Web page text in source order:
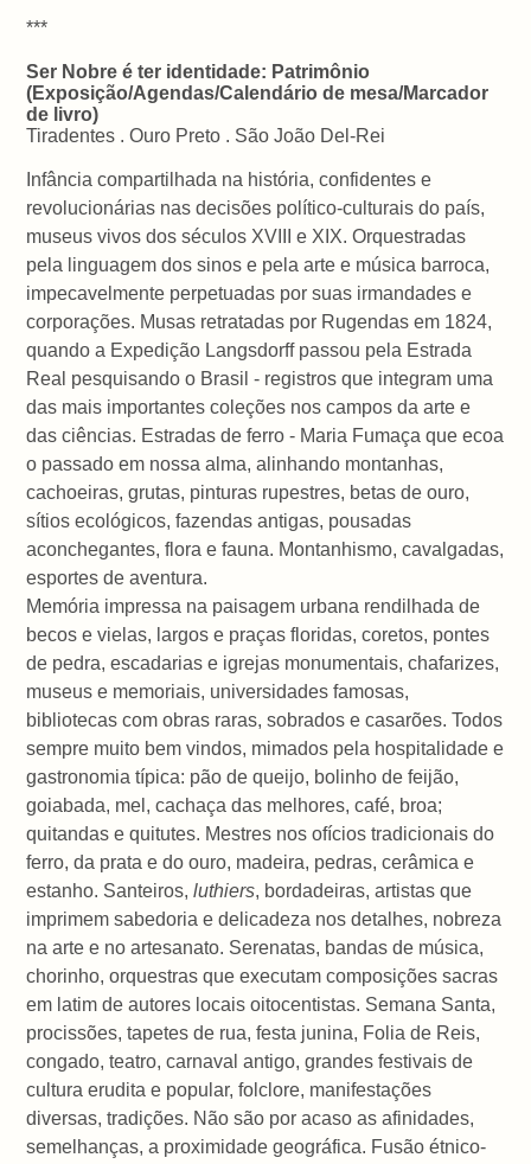
***
Ser Nobre é ter identidade: Patrimônio
(Exposição/Agendas/Calendário de mesa/Marcador
de livro)
Tiradentes . Ouro Preto . São João Del-Rei
Infância compartilhada na história, confidentes e
revolucionárias nas decisões político-culturais do país,
museus vivos dos séculos XVIII e XIX. Orquestradas
pela linguagem dos sinos e pela arte e música barroca,
impecavelmente perpetuadas por suas irmandades e
corporações. Musas retratadas por Rugendas em 1824,
quando a Expedição Langsdorff passou pela Estrada
Real pesquisando o Brasil - registros que integram uma
das mais importantes coleções nos campos da arte e
das ciências. Estradas de ferro - Maria Fumaça que ecoa
o passado em nossa alma, alinhando montanhas,
cachoeiras, grutas, pinturas rupestres, betas de ouro,
sítios ecológicos, fazendas antigas, pousadas
aconchegantes, flora e fauna. Montanhismo, cavalgadas,
esportes de aventura.
Memória impressa na paisagem urbana rendilhada de
becos e vielas, largos e praças floridas, coretos, pontes
de pedra, escadarias e igrejas monumentais, chafarizes,
museus e memoriais, universidades famosas,
bibliotecas com obras raras, sobrados e casarões. Todos
sempre muito bem vindos, mimados pela hospitalidade e
gastronomia típica: pão de queijo, bolinho de feijão,
goiabada, mel, cachaça das melhores, café, broa;
quitandas e quitutes. Mestres nos ofícios tradicionais do
ferro, da prata e do ouro, madeira, pedras, cerâmica e
estanho. Santeiros,luthiers, bordadeiras, artistas que
imprimem sabedoria e delicadeza nos detalhes, nobreza
na arte e no artesanato. Serenatas, bandas de música,
chorinho, orquestras que executam composições sacras
em latim de autores locais oitocentistas. Semana Santa,
procissões, tapetes de rua, festa junina, Folia de Reis,
congado, teatro, carnaval antigo, grandes festivais de
cultura erudita e popular, folclore, manifestações
diversas, tradições. Não são por acaso as afinidades,
semelhanças, a proximidade geográfica. Fusão étnico-